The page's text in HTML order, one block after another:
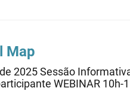
Map
2025 Sessão
WEBINAR